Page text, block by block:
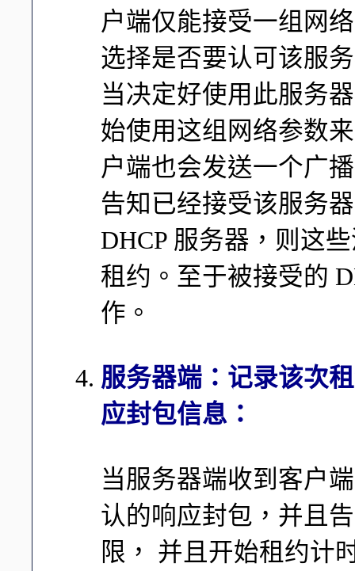
户端仅能接受一组网
选择是否要认可该服
当决定好使用此服务
始使用这组网络参数
户端也会发送一个广
告知已经接受该服务
DHCP 服务器，则这
租约。至于被接受的
作。
服务器端：记录该次
应封包信息：
当服务器端收到客户
认的响应封包，并且
限， 并且开始租约计